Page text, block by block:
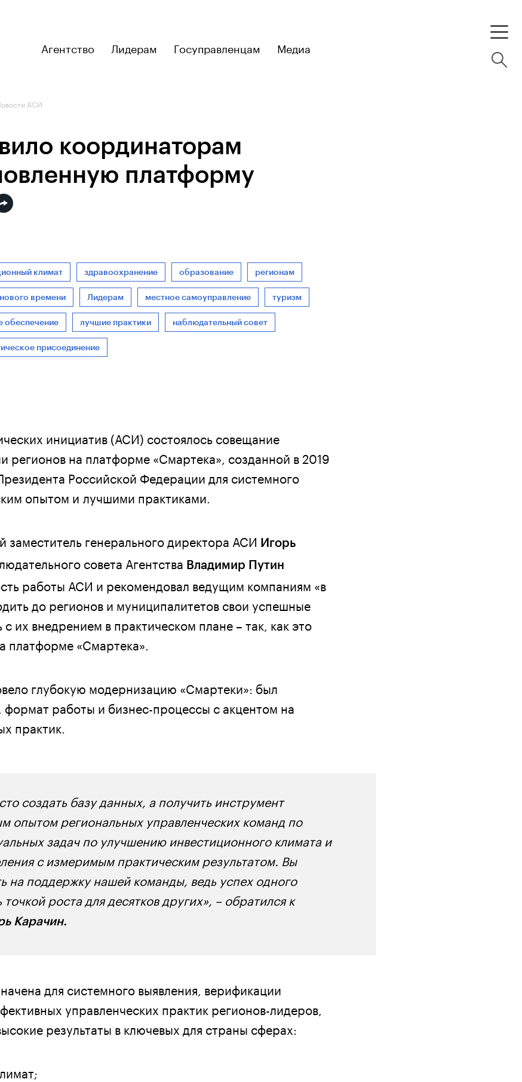
Агентство Лидерам Госуправленцам Медиа
АСИ
координаторам
платформу
климат здравоохранение образование регионам
времени Лидерам местное самоуправление туризм
обеспечение лучшие практики наблюдательный совет
присоединение
инициатив (АСИ) состоялось совещание
регионов на платформе «Смартека», созданной в 2019
Российской Федерации для системного
опытом и лучшими практиками.
заместитель генерального директора АСИ Игорь
совета Агентства Владимир Путин
работы АСИ и рекомендовал ведущим компаниям «в
до регионов и муниципалитетов свои успешные
их внедрением в практическом плане – так, как это
платформе «Смартека».
глубокую модернизацию «Смартеки»: был
формат работы и бизнес-процессы с акцентом на
практик.
создать базу данных, а получить инструмент
опытом региональных управленческих команд по
задач по улучшению инвестиционного климата и
с измеримым практическим результатом. Вы
на поддержку нашей команды, ведь успех одного
роста для десятков других», – обратился к
Карачин.
для системного выявления, верификации
управленческих практик регионов-лидеров,
результаты в ключевых для страны сферах: